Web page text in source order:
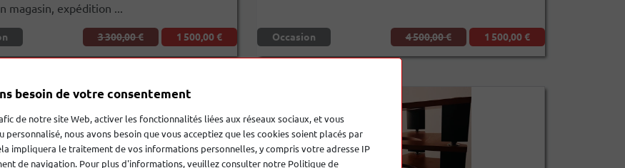
magasin, expédition ...
3 300,00 € 1 500,00 € Occasion 4 500,00 € 1 500,00 €
besoin de votre consentement
de notre site Web, activer les fonctionnalités liées aux réseaux sociaux, et vous
personnalisé, nous avons besoin que vous acceptiez que les cookies soient placés par
impliquera le traitement de vos informations personnelles, y compris votre adresse IP
de navigation. Pour plus d'informations, veuillez consulter notre Politique de